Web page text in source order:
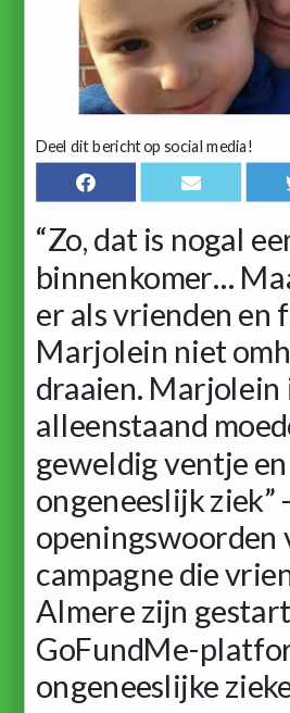
Deel dit bericht op social media!
“Zo, dat is nogal
binnenkomer…
er als vrienden en
Marjolein niet
draaien. Marjolein
alleenstaand
geweldig ventje en
ongeneeslijk ziek”
openingswoorden
campagne die
Almere zijn
GoFundMe-
ongeneeslijke